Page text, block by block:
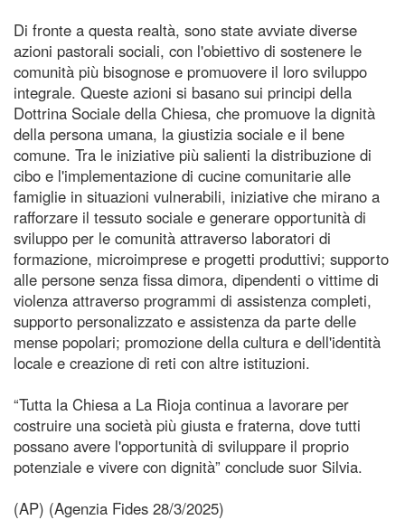
Di fronte a questa realtà, sono state avviate diverse
azioni pastorali sociali, con l'obiettivo di sostenere le
comunità più bisognose e promuovere il loro sviluppo
integrale. Queste azioni si basano sui principi della
Dottrina Sociale della Chiesa, che promuove la dignità
della persona umana, la giustizia sociale e il bene
comune. Tra le iniziative più salienti la distribuzione di
cibo e l'implementazione di cucine comunitarie alle
famiglie in situazioni vulnerabili, iniziative che mirano a
rafforzare il tessuto sociale e generare opportunità di
sviluppo per le comunità attraverso laboratori di
formazione, microimprese e progetti produttivi; supporto
alle persone senza fissa dimora, dipendenti o vittime di
violenza attraverso programmi di assistenza completi,
supporto personalizzato e assistenza da parte delle
mense popolari; promozione della cultura e dell'identità
locale e creazione di reti con altre istituzioni.
“Tutta la Chiesa a La Rioja continua a lavorare per
costruire una società più giusta e fraterna, dove tutti
possano avere l'opportunità di sviluppare il proprio
potenziale e vivere con dignità” conclude suor Silvia.
(AP) (Agenzia Fides 28/3/2025)